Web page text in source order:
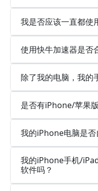
我是否应该一直都使
使用快牛加速器是否
除了我的电脑，我的
是否有iPhone/苹果
我的iPhone电脑是否
我的iPhone手机/
软件吗？